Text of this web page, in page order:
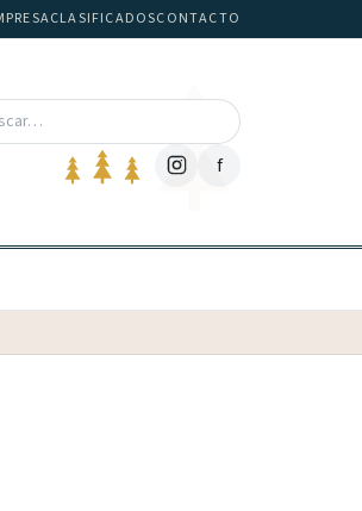
CLASIFICADOSCONTACTO
f